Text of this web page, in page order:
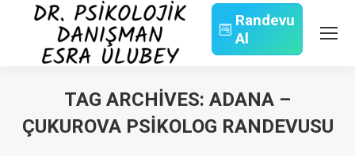
Randevu
Al
TAG ARCHIVES: ADANA –
ÇUKUROVA PSIKOLOG RANDEVUSU